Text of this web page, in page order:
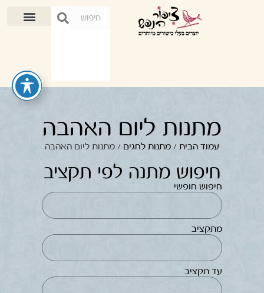
מתנות ליום האהבה
עמוד הבית / מתנות לחגים / מתנות ליום האהבה
חיפוש מתנה לפי תקציב
חיפוש חופשי
מתקציב
עד תקציב